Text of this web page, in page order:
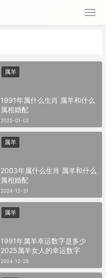
1991年属什么生肖 属羊和什么
属相婚配
2025-01-02
属羊
2003年属什么生肖 属羊和什么
属相婚配
2024-12-31
属羊
1991年属羊幸运数字是多少
2025属羊女人的幸运数字
2024-12-25
属羊